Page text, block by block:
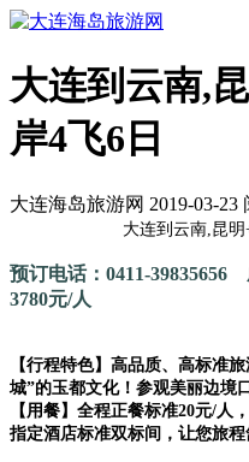
大连到云南,
岸4飞6日
大连海岛旅游网 2019-03-23
大连到云南,昆明
预订电话：0411-39835656
3780元/人
【行程特色】高品质、高标准
城”的玉都文化！参观美丽边境
【用餐】全程正餐标准20元/人
指定酒店标准双标间，让您旅程